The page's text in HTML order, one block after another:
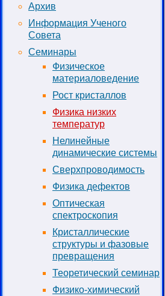
Архив
Информация Ученого
Совета
Семинары
Физическое
материаловедение
Рост кристаллов
Физика низких
температур
Нелинейные
динамические системы
Сверхпроводимость
Физика дефектов
Оптическая
спектроскопия
Кристаллические
структуры и фазовые
превращения
Теоретический семинар
Физико-химический